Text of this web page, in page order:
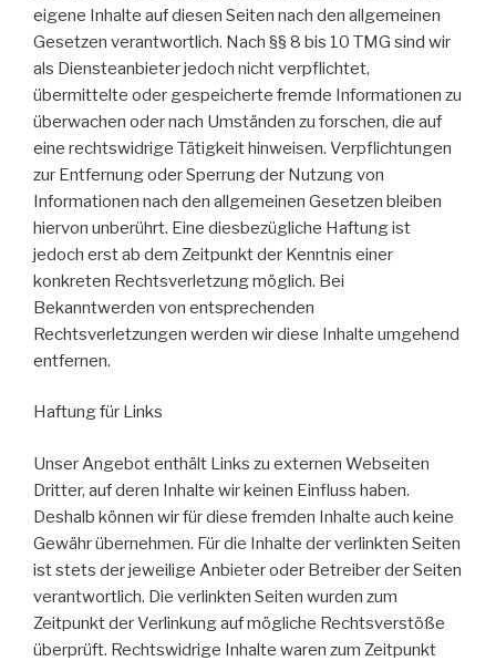
eigene Inhalte auf diesen Seiten nach den allgemeinen
Gesetzen verantwortlich. Nach §§ 8 bis 10 TMG sind wir
als Diensteanbieter jedoch nicht verpflichtet,
übermittelte oder gespeicherte fremde Informationen zu
überwachen oder nach Umständen zu forschen, die auf
eine rechtswidrige Tätigkeit hinweisen. Verpflichtungen
zur Entfernung oder Sperrung der Nutzung von
Informationen nach den allgemeinen Gesetzen bleiben
hiervon unberührt. Eine diesbezügliche Haftung ist
jedoch erst ab dem Zeitpunkt der Kenntnis einer
konkreten Rechtsverletzung möglich. Bei
Bekanntwerden von entsprechenden
Rechtsverletzungen werden wir diese Inhalte umgehend
entfernen.
Haftung für Links
Unser Angebot enthält Links zu externen Webseiten
Dritter, auf deren Inhalte wir keinen Einfluss haben.
Deshalb können wir für diese fremden Inhalte auch keine
Gewähr übernehmen. Für die Inhalte der verlinkten Seiten
ist stets der jeweilige Anbieter oder Betreiber der Seiten
verantwortlich. Die verlinkten Seiten wurden zum
Zeitpunkt der Verlinkung auf mögliche Rechtsverstöße
überprüft. Rechtswidrige Inhalte waren zum Zeitpunkt